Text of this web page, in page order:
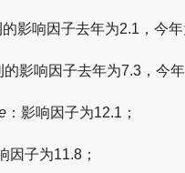
影响因子去年为2.1，今
的影响因子去年为7.3，今
：影响因子为12.1；
因子为11.8；